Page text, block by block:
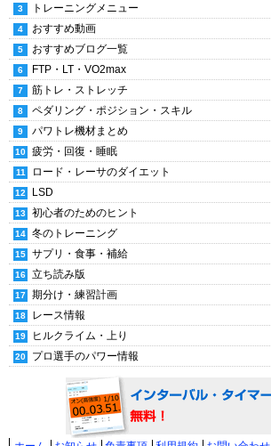
トレーニングメニュー
おすすめ動画
おすすめブログ一覧
FTP・LT・VO2max
筋トレ・ストレッチ
ペダリング・ポジション・スキル
パワトレ機材まとめ
疲労・回復・睡眠
ロード・レーサのダイエット
LSD
初心者のためのヒント
冬のトレーニング
サプリ・食事・補給
立ち読み版
期分け・練習計画
レース情報
ヒルクライム・上り
プロ選手のパワー情報